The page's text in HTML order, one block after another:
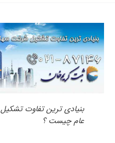
بنیادی ترین تفاوت
عام چیست ؟